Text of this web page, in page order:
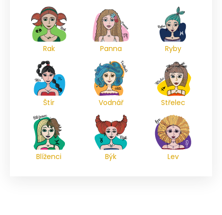
Rak Panna Ryby
Štír Vodnář Střelec
Blíženci Býk Lev